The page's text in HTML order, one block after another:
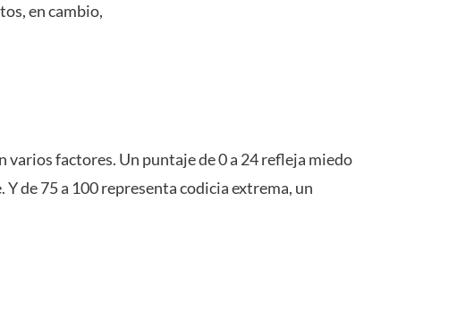
en cambio,
varios factores. Un puntaje de 0 a 24 refleja miedo
de 75 a 100 representa codicia extrema, un